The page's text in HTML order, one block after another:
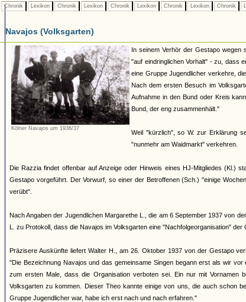
Chronik Lexikon Chronik Lexikon Chronik Lexikon Chronik Lexikon Chronik
Navajos (Volksgarten)
Kölner Navajos um 1936/37
In seinem Verhör der Gestapo wegen
"auf eindringlichen Vorhalt" - zu, dass
eine Gruppe Jugendlicher verkehre,
Nach dem ersten Besuch im
Aufnahme in den Bund oder Kreis
Bund, der eng zusammenhält."
Weil "kürzlich", so W. zur Erklärung
"nunmehr am Waidmarkt" verkehren.
Die Razzia findet offenbar auf Anzeige oder Hinweis eines HJ-Mitgliedes (Kl.)
Gestapo vorgeführt. Der Vorwurf, so einer der Betroffenen (Sch.) "einige
verübt".
Nach Angaben der Jugendlichen Margarethe L., die am 6 September 1937 von
L. zu Protokoll, dass die Navajos im Volksgarten eine "Nachfolgeorganisation"
Präzisere Auskünfte liefert Walter H., am 26. Oktober 1937 von der Gestapo
"Die Bezeichnung Navajos und das gemeinsame Singen begann erst als wir
zum ersten Male, dass die Organisation verboten sei. Ein nur mit
Volksgarten zu kommen. Dieser Theo kannte einige von uns, die auch schon
Gruppe Jugendlicher war, habe ich erst nach und nach erfahren."